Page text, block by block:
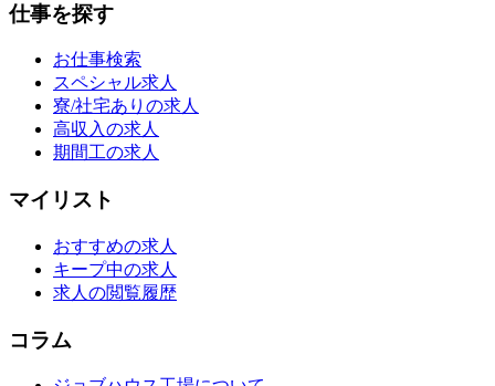
仕事を探す
お仕事検索
スペシャル求人
寮/社宅ありの求人
高収入の求人
期間工の求人
マイリスト
おすすめの求人
キープ中の求人
求人の閲覧履歴
コラム